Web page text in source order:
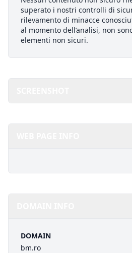
superato i nostri controlli di
rilevamento di minacce
al momento dell’analisi, non
elementi non sicuri.
DOMAIN
bm.ro